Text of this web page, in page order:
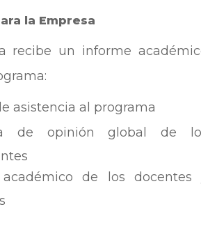
la Empresa
recibe un informe
asistencia al programa
de opinión global de
académico de los docentes